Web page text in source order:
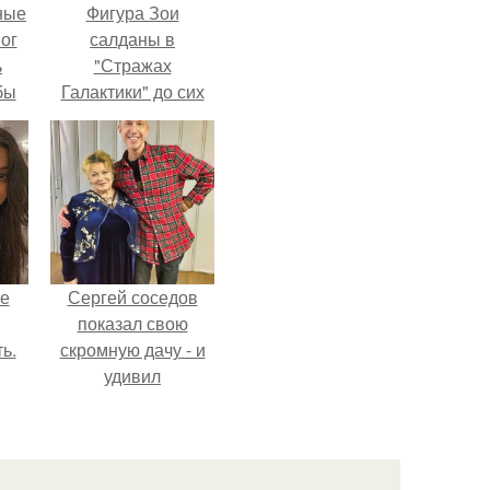
Фигура Зои
салданы в
"Стражах
Галактики" до сих
пор вызывает
восхищение.
Сергей соседов
показал свою
скромную дачу - и
удивил